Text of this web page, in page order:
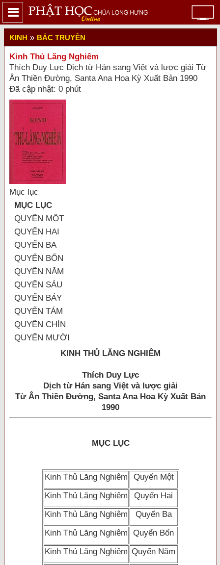
KINH » BẮC TRUYỀN
Kinh Thủ Lăng Nghiêm
Thích Duy Lực Dịch từ Hán sang Việt và lược giải Từ
Ân Thiền Đường, Santa Ana Hoa Kỳ Xuất Bản 1990
Đã cập nhật: 0 phút
Mục lục
MỤC LỤC
QUYỂN MỘT
QUYỂN HAI
QUYỂN BA
QUYỂN BỐN
QUYỂN NĂM
QUYỂN SÁU
QUYỂN BẢY
QUYỂN TÁM
QUYỂN CHÍN
QUYỂN MƯỜI
KINH THỦ LĂNG NGHIÊM
Thích Duy Lực
Dịch từ Hán sang Việt và lược giải
Từ Ân Thiền Đường, Santa Ana Hoa Kỳ Xuất Bản
1990
MỤC LỤC
Kinh Thủ Lăng Nghiêm
Quyển Một
Kinh Thủ Lăng Nghiêm
Quyển Hai
Kinh Thủ Lăng Nghiêm
Quyển Ba
Kinh Thủ Lăng Nghiêm
Quyển Bốn
Kinh Thủ Lăng Nghiêm Quyển Năm